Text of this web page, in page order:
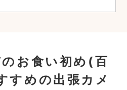
お食い初め(百
すめの出張カメ